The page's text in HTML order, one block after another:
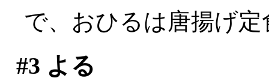
で、おひるは唐揚げ
#3 よる